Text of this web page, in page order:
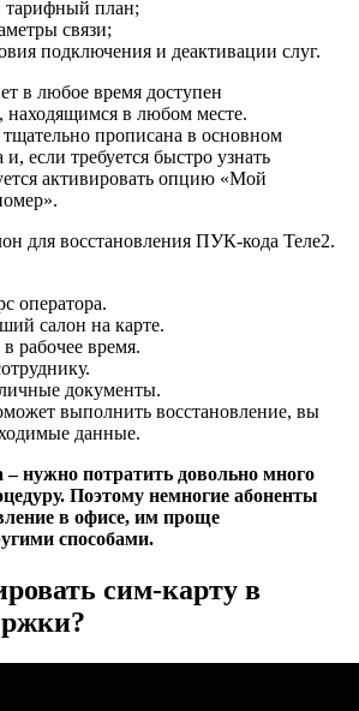
план;
связи;
подключения и деактивации слуг.
в любое время доступен
находящимся в любом месте.
прописана в основном
если требуется быстро узнать
активировать опцию «Мой
для восстановления ПУК-кода Теле2.
оператора.
салон на карте.
рабочее время.
документы.
выполнить восстановление, вы
данные.
– нужно потратить довольно много
Поэтому немногие абоненты
в офисе, им проще
способами.
сим-карту в